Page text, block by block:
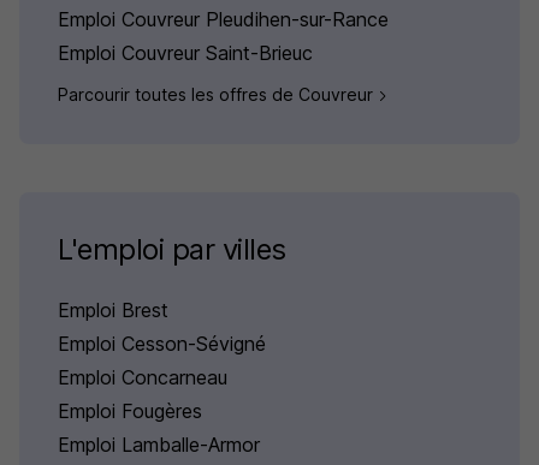
Emploi Couvreur Pleudihen-sur-Rance
Emploi Couvreur Saint-Brieuc
Parcourir toutes les offres de Couvreur
L'emploi par villes
Emploi Brest
Emploi Cesson-Sévigné
Emploi Concarneau
Emploi Fougères
Emploi Lamballe-Armor